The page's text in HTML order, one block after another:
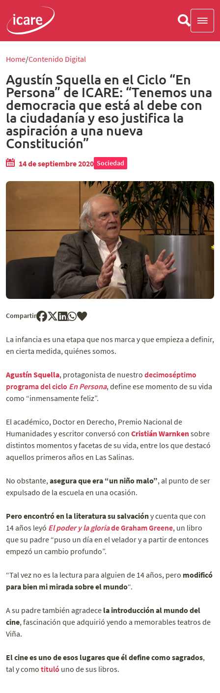
Home Contenido Digital
Agustín Squella en el Ciclo “En
Persona” de ICARE: “Tenemos una
democracia que está al debe con
la ciudadanía y eso justifica la
aspiración a una nueva
Constitución”
14 de septiembre 2020 Sociedad
Compartir
La infancia es una etapa que nos marca y que empieza a definir,
en cierta medida, quiénes somos.
Agustín Squella, protagonista de nuestro decimoséptimo
programa del ciclo En Persona, define ese momento de su vida
como “inmensamente feliz”.
El académico, Doctor en Derecho, Premio Nacional de
Humanidades y escritor conversó con Cristián Warnkensobre
distintos momentos y facetas de su vida, entre los que destacó
aquellos primeros años en Las Salinas.
No obstante, asegura que era “un niño malo”, al punto de ser
expulsado de la escuela en una ocasión.
Pero encontró en la literatura su salvacióny cuenta que con
14 años leyó El poder y la gloriade Graham Greene, un libro
que su padre “puso un día en el velador y a partir de entonces
empezó un cambio profundo”.
“Tal vez no es la lectura para alguien de 14 años, pero modificó
para bien mi mirada sobre el mundo“.
A su padre también agradece la introducción al mundo del
cine, fascinación que adquirió yendo a memorables teatros de
Viña.
El cine es uno de esos lugares que él define como sagrados,
tal y como tituló uno de sus libros.